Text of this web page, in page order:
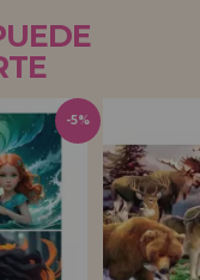
-5%